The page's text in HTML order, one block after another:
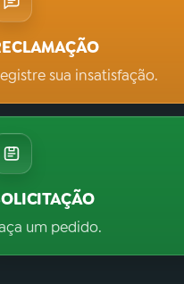
sua insatisfação.
um pedido.